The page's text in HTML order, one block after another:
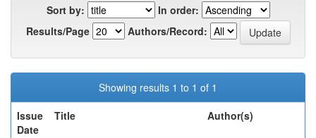
Sort by:
In order:
Results/Page
Authors/Record:
Showing results 1 to 1 of 1
Issue
Date
Title Author(s)